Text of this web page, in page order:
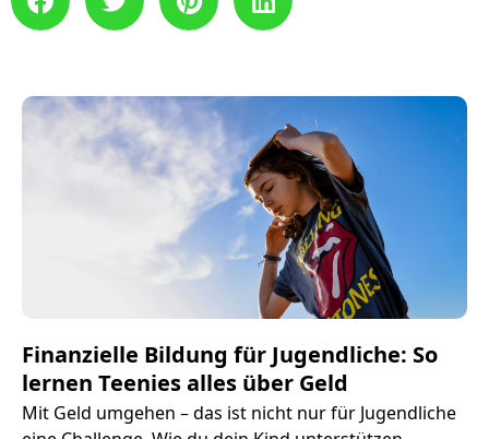
Finanzielle Bildung für Jugendliche: So
lernen Teenies alles über Geld
Mit Geld umgehen – das ist nicht nur für Jugendliche